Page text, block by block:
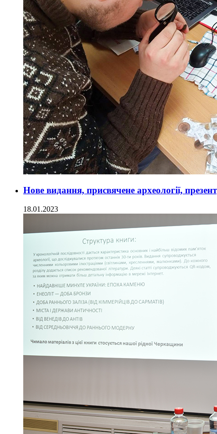
Нове видання, присвячене археології,
18.01.2023